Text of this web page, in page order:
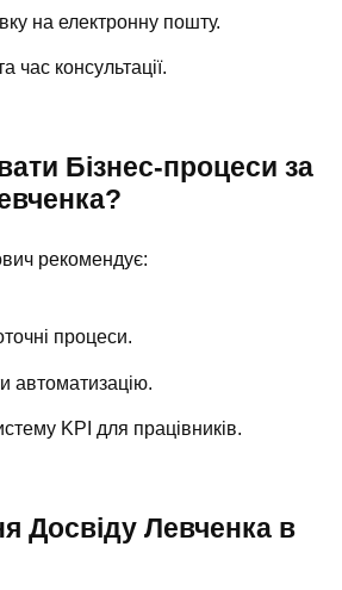
на електронну пошту.
час консультації.
Бізнес-процеси за
рекомендує:
процеси.
автоматизацію.
KPI для працівників.
Досвіду Левченка в